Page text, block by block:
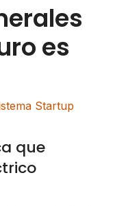
es
Startup
que